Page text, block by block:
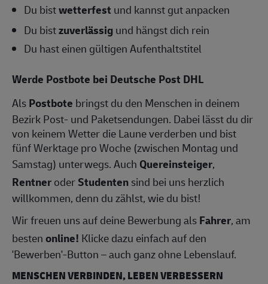
Du bistwetterfest und kannst gut anpacken
Du bistzuverlässigund hängst dich rein
Du hast einen gültigen Aufenthaltstitel
Werde Postbote bei Deutsche Post DHL
AlsPostbote bringst du den Menschen in deinem
Bezirk Post- und Paketsendungen. Dabei lässt du dir
von keinem Wetter die Laune verderben und bist
fünf Werktage pro Woche (zwischen Montag und
Samstag) unterwegs. Auch Quereinsteiger,
RentneroderStudentensind bei uns herzlich
willkommen, denn du zählst, wie du bist!
Wir freuen uns auf deine Bewerbung alsFahrer, am
bestenonline! Klicke dazu einfach auf den
'Bewerben'-Button – auch ganz ohne Lebenslauf.
MENSCHEN VERBINDEN, LEBEN VERBESSERN